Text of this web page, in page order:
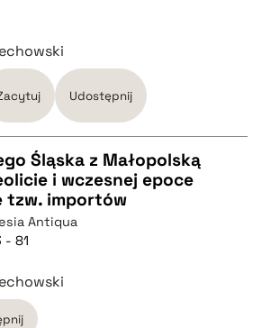
Udostępnij
Śląska z Małopolską
i wczesnej epoce
tzw. importów
Antiqua
- 81